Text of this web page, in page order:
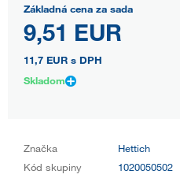
Základná cena za sada
9,51 EUR
11,7 EUR s DPH
Skladom
Značka
Hettich
Kód skupiny
1020050502